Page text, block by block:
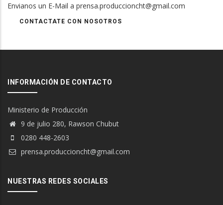
Envianos un E-Mail a prensa.produccioncht@gmail.com
CONTACTATE CON NOSOTROS
INFORMACIÓN DE CONTACTO
Ministerio de Producción
9 de julio 280, Rawson Chubut
0280 448-2603
prensa.produccioncht@gmail.com
NUESTRAS REDES SOCIALES